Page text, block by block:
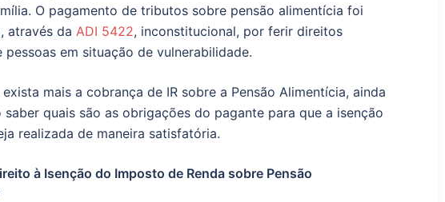
O pagamento de tributos sobre pensão alimentícia foi
através da ADI 5422, inconstitucional, por ferir direitos
pessoas em situação de vulnerabilidade.
mais a cobrança de IR sobre a Pensão Alimentícia, ainda
saber quais são as obrigações do pagante para que a isenção
realizada de maneira satisfatória.
à Isenção do Imposto de Renda sobre Pensão